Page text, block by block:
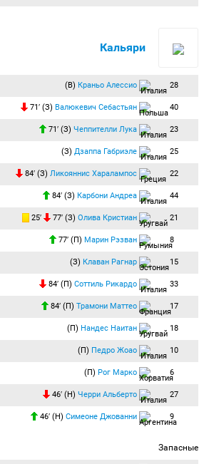
Кальяри
(В) Краньо Алессио 28
71′ (З) Валюкевич Себастьян 40
71′ (З) Чеппителли Лука 23
(З) Дзаппа Габриэле 25
84′ (З) Ликояннис Харалампос 22
84′ (З) Карбони Андреа 44
25′ 77′ (З) Олива Кристиан 21
77′ (П) Марин Рэзван 8
(З) Клаван Рагнар 15
84′ (П) Соттиль Рикардо 33
84′ (П) Трамони Маттео 17
(П) Нандес Наитан 18
(П) Педро Жоао 10
(П) Рог Марко 6
46′ (Н) Черри Альберто 27
46′ (Н) Симеоне Джованни 9
Запасные